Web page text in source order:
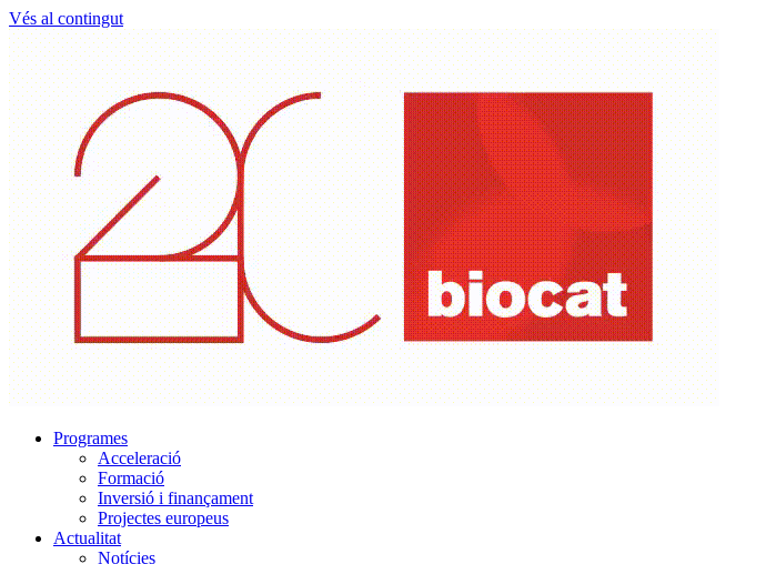
Vés al contingut
Programes
Acceleració
Formació
Inversió i finançament
Projectes europeus
Actualitat
Notícies